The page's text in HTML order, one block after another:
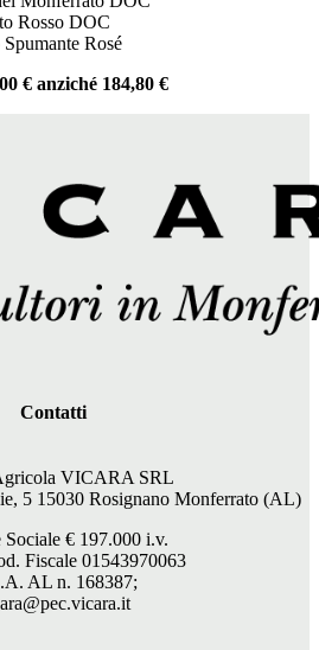
Rosso DOC
Rosé
€ anziché 184,80 €
Contatti
VICARA SRL
5 15030 Rosignano Monferrato (AL)
Sociale € 197.000i.v.
Fiscale 01543970063
AL n. 168387;